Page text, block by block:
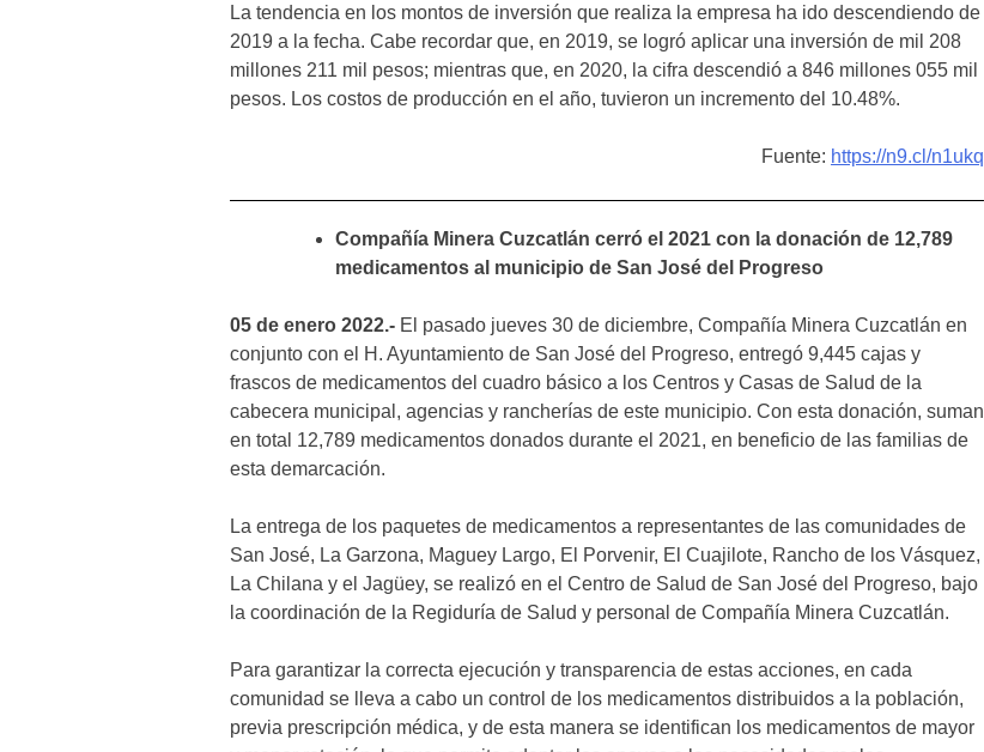
La tendencia en los montos de inversión que realiza la empresa ha ido descendiendo de
2019 a la fecha. Cabe recordar que, en 2019, se logró aplicar una inversión de mil 208
millones 211 mil pesos; mientras que, en 2020, la cifra descendió a 846 millones 055 mil
pesos. Los costos de producción en el año, tuvieron un incremento del 10.48%.
Fuente: https://n9.cl/n1ukq
Compañía Minera Cuzcatlán cerró el 2021 con la donación de 12,789
medicamentos al municipio de San José del Progreso
05 de enero 2022.- El pasado jueves 30 de diciembre, Compañía Minera Cuzcatlán en
conjunto con el H. Ayuntamiento de San José del Progreso, entregó 9,445 cajas y
frascos de medicamentos del cuadro básico a los Centros y Casas de Salud de la
cabecera municipal, agencias y rancherías de este municipio. Con esta donación, suman
en total 12,789 medicamentos donados durante el 2021, en beneficio de las familias de
esta demarcación.
La entrega de los paquetes de medicamentos a representantes de las comunidades de
San José, La Garzona, Maguey Largo, El Porvenir, El Cuajilote, Rancho de los Vásquez,
La Chilana y el Jagüey, se realizó en el Centro de Salud de San José del Progreso, bajo
la coordinación de la Regiduría de Salud y personal de Compañía Minera Cuzcatlán.
Para garantizar la correcta ejecución y transparencia de estas acciones, en cada
comunidad se lleva a cabo un control de los medicamentos distribuidos a la población,
previa prescripción médica, y de esta manera se identifican los medicamentos de mayor